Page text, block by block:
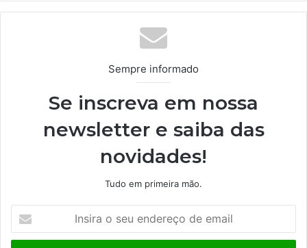
te
Sempre informado
Se inscreva em nossa
newsletter e saiba das
novidades!
Tudo em primeira mão.
s